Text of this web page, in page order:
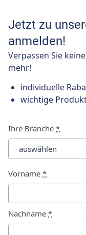
Jetzt zu
anmelden!
Verpassen Sie
mehr!
individuelle
wichtige
Ihre Branche *
Vorname *
Nachname *